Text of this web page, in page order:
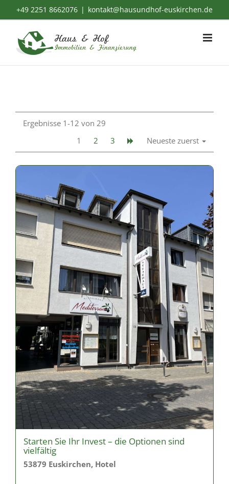
springen
+49 2251 8662076 | kontakt@hausundhof-euskirchen.de
Ergebnisse 1-12 von 29
1
2 3 Neueste zuerst
Starten Sie Ihr Invest – die Optionen sind
vielfältig
53879 Euskirchen, Hotel